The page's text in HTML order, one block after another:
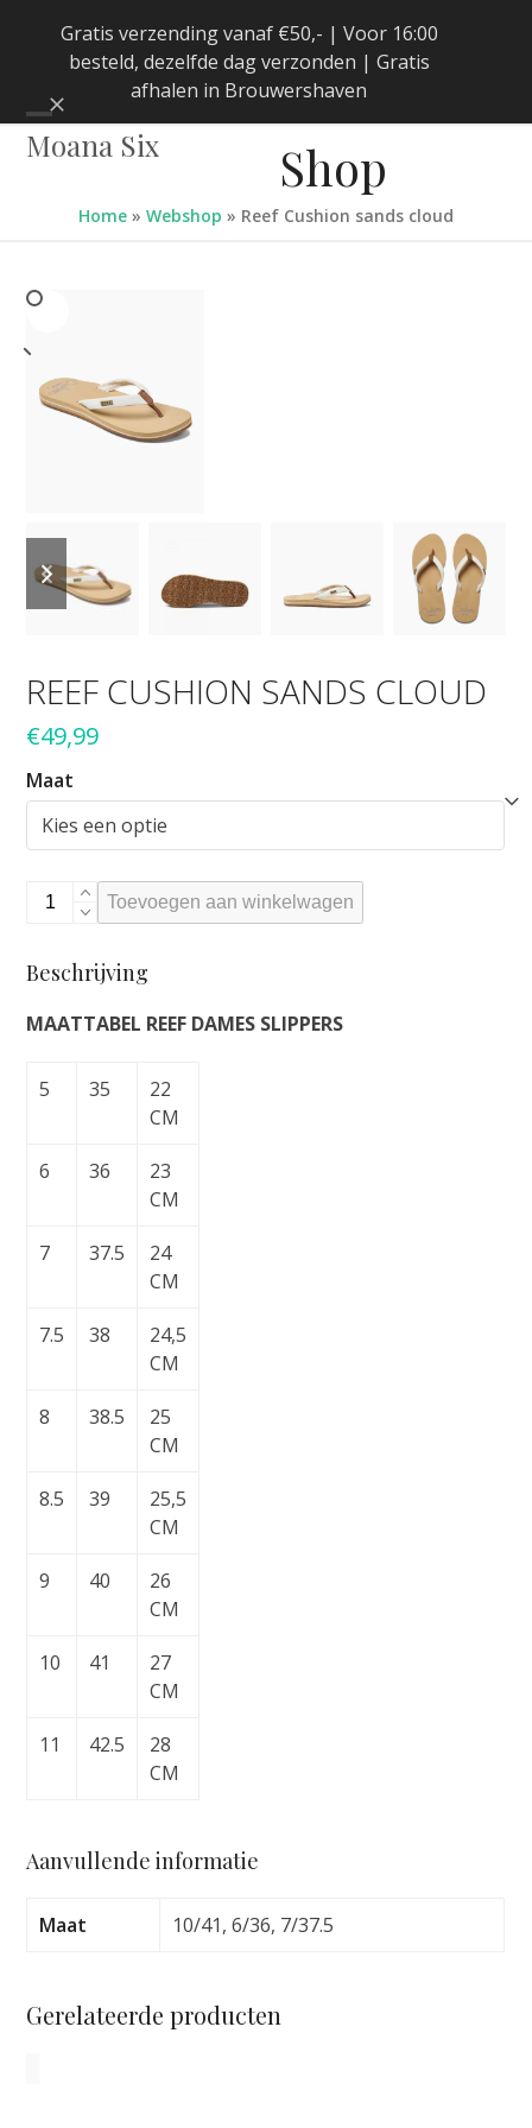
Gratis verzending vanaf €50,- | Voor 16:00
besteld, dezelfde dag verzonden | Gratis
afhalen in Brouwershaven
Negeren
Moana Six
Open
menu
Close
menu
Shop
Home » Webshop » Reef Cushion sands cloud
slide
slide
REEF CUSHION SANDS CLOUD
€49,99
Maat
Reef
Cushion
cloud
Toevoegen aan winkelwagen
Beschrijving
MAATTABEL REEF DAMES SLIPPERS
5 35
22
CM
6 36
23
CM
7 37.5
24
CM
7.5 38
24,5
CM
8 38.5
25
CM
8.5 39
25,5
CM
9 40
26
CM
10 41
27
CM
11 42.5
28
CM
Aanvullende informatie
Maat 10/41, 6/36, 7/37.5
Gerelateerde producten